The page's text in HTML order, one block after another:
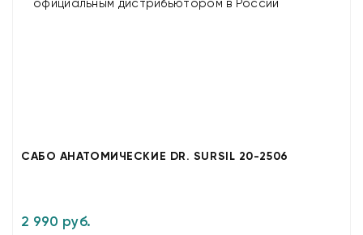
САБО АНАТОМИЧЕСКИЕ DR. SURSIL 20-2506
2 990 руб.